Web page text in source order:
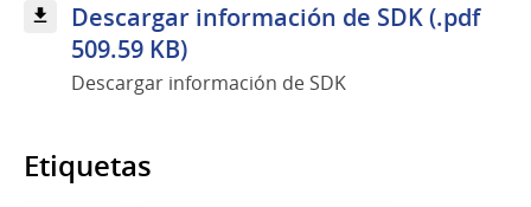
Descargar información de SDK (.pdf
509.59 KB)
Descargar información de SDK
Etiquetas